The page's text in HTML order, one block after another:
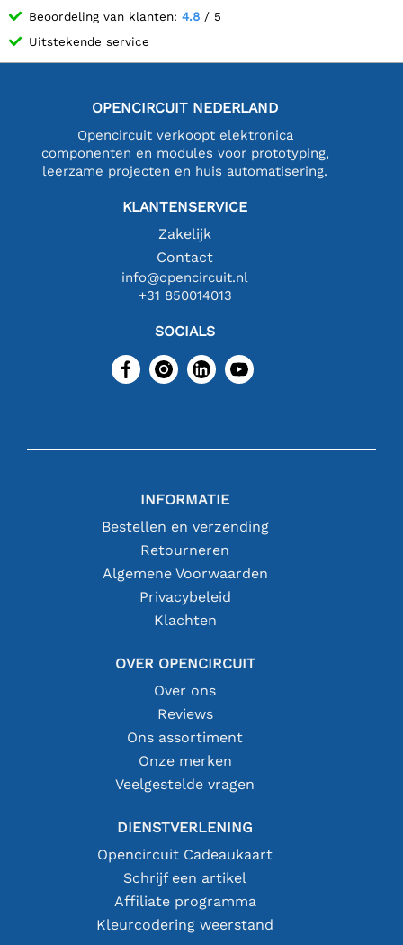
Beoordeling van klanten: 4.8 / 5
Uitstekende service
OPENCIRCUIT NEDERLAND
Opencircuit verkoopt elektronica
componenten en modules voor prototyping,
leerzame projecten en huis automatisering.
KLANTENSERVICE
Zakelijk
Contact
info@opencircuit.nl
+31 850014013
SOCIALS
INFORMATIE
Bestellen en verzending
Retourneren
Algemene Voorwaarden
Privacybeleid
Klachten
OVER OPENCIRCUIT
Over ons
Reviews
Ons assortiment
Onze merken
Veelgestelde vragen
DIENSTVERLENING
Opencircuit Cadeaukaart
Schrijf een artikel
Affiliate programma
Kleurcodering weerstand